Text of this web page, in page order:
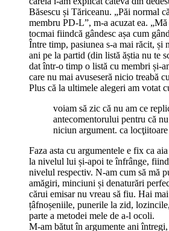
Băsescu și Tăriceanu. „Păi normal
membru PD-L”, m-a acuzat ea.
tocmai fiindcă gândesc așa cum
Între timp, pasiunea s-a mai răcit, și
ani pe la partid (din listă ăștia nu te
dat într-o timp o listă cu membri și-
care nu mai avuseseră nicio treabă
Plus că la ultimele alegeri am votat
voiam să zic că nu am ce
antecomentorului pentru că
niciun argument. ca
Faza asta cu argumentele e fix ca
la nivelul lui și-apoi te înfrânge,
nivelul respectiv. N-am cum să mă
amăgiri, minciuni și denaturări
cărui emisar nu vreau să fiu. Hai
țâfnoșeniile, punerile la zid,
parte a metodei mele de a-l ocoli.
M-am bătut în argumente ani